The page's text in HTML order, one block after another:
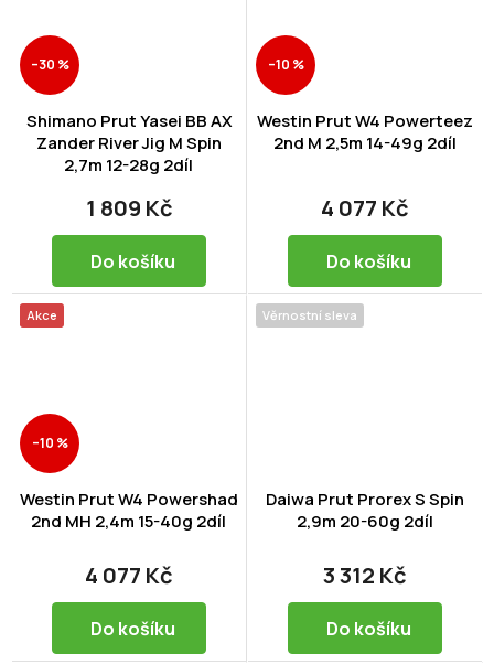
–30 %
Shimano Prut Yasei BB AX
Zander River Jig M Spin
2,7m 12-28g 2díl
1 809 Kč
Do košíku
–10 %
Westin Prut W4 Powerteez
2nd M 2,5m 14-49g 2díl
4 077 Kč
Do košíku
Akce
–10 %
Westin Prut W4 Powershad
2nd MH 2,4m 15-40g 2díl
4 077 Kč
Do košíku
Věrnostní sleva
Daiwa Prut Prorex S Spin
2,9m 20-60g 2díl
3 312 Kč
Do košíku